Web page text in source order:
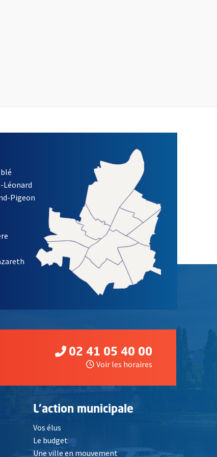
D'INFORMATION DE LA VILLE D'ANGERS
Léonard
Pigeon
02 41 05 40 00
Voir les horaires
L'action municipale
Vos élus
Le budget
Une ville en mouvement